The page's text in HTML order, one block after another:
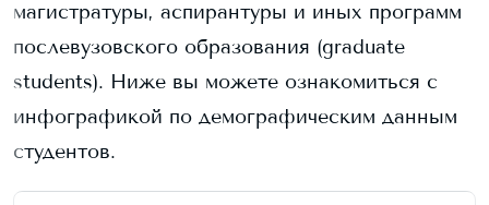
магистратуры, аспирантуры и иных программ
послевузовского образования (graduate
students). Ниже вы можете ознакомиться с
инфографикой по демографическим данным
студентов.